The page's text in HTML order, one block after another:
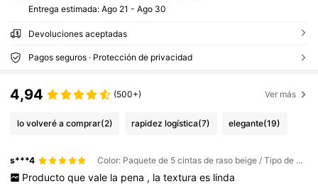
Entrega estimada: Ago 21 - Ago 30
Devoluciones aceptadas
Pagos seguros · Protección de privacidad
4,94 (500+) Ver más
lo volveré a comprar(2) rapidez logística(7) elegante(19)
s***4 Color: Paquete de 5 cintas de raso beige / Tipo de Estilo: A / Talla: Cinta de raso blanquecino largo total 2 metros, paquete de 5
Producto que vale la pena , la textura es linda